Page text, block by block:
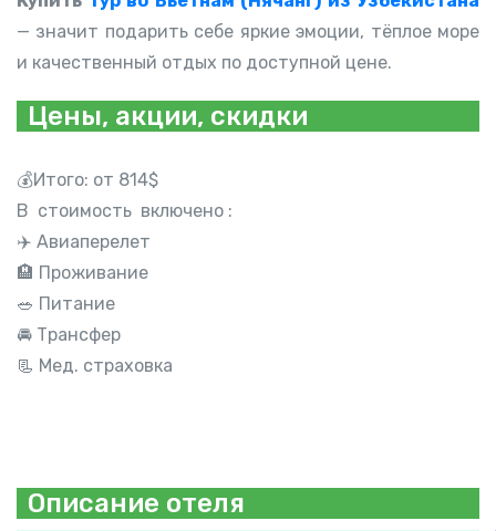
— значит подарить себе яркие эмоции, тёплое море
и качественный отдых по доступной цене.
Цены, акции, скидки
💰Итого: от 814$
В стоимость включено :
✈️ Авиаперелет
🏨 Проживание
🥗 Питание
🚘 Трансфер
📃 Мед. страховка
Описание отеля